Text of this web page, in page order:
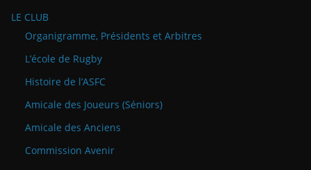
LE CLUB
Organigramme, Présidents et Arbitres
L’école de Rugby
Histoire de l’ASFC
Amicale des Joueurs (Séniors)
Amicale des Anciens
Commission Avenir